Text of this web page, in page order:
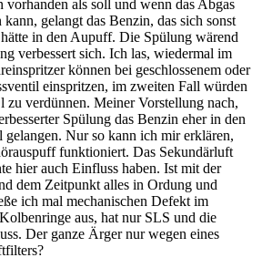
vorhanden als soll und wenn das Abgas
kann, gelangt das Benzin, das sich sonst
in den Aupuff. Die Spülung wärend
verbessert sich. Ich las, wiedermal im
können bei geschlossenem oder
einspritzen, im zweiten Fall würden
zu verdünnen. Meiner Vorstellung nach,
Spülung das Benzin eher in den
Nur so kann ich mir erklären,
funktioniert. Das Sekundärluft
hier auch Einfluss haben. Ist mit der
dem Zeitpunkt alles in Ordung und
ich mal mechanischen Defekt im
aus, hat nur SLS und die
Der ganze Ärger nur wegen eines